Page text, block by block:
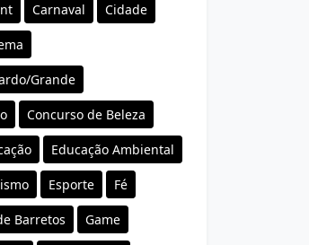
Carnaval Cidade
Grande
Concurso de Beleza
Educação Ambiental
Esporte Fé
Barretos Game